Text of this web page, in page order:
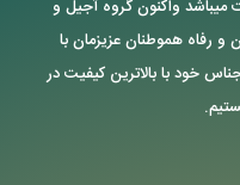
واکنون گروه آجیل و
و رفاه هموطنان عزیزمان با
خود با بالاترین کیفیت در